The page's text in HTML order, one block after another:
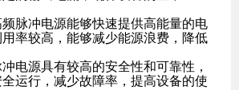
脉冲电源能够快速提供高能量的电
率较高，能够减少能源浪费，降低
电源具有较高的安全性和可靠性，
运行，减少故障率，提高设备的使